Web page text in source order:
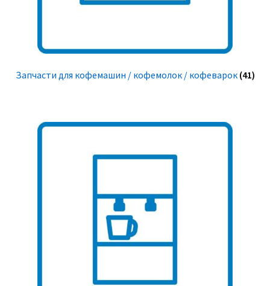
Запчасти для кофемашин / кофемолок / кофеварок (41)